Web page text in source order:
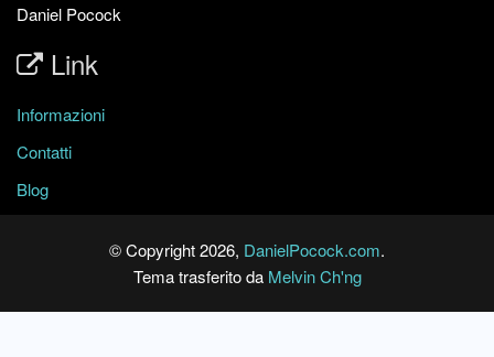
Daniel Pocock
Link
Informazioni
Contatti
Blog
© Copyright 2026, DanielPocock.com.
Tema trasferito da Melvin Ch'ng